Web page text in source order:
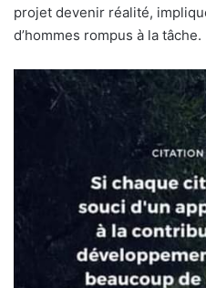
projet devenir réalité,
d’hommes rompus à la tâche.